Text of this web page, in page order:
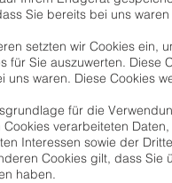
Sie bereits bei uns
setzten wir Cookies ein,
für Sie auszuwerten. Diese
uns waren. Diese Cookies
für die
Cookies verarbeiteten
Interessen sowie der
Cookies gilt, dass Sie
haben.